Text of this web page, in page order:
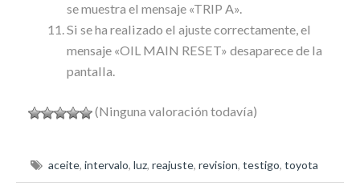
se muestra el mensaje «TRIP A».
Si se ha realizado el ajuste correctamente, el
mensaje «OIL MAIN RESET» desaparece de la
pantalla.
(Ninguna valoración todavía)
aceite, intervalo, luz, reajuste, revision, testigo, toyota